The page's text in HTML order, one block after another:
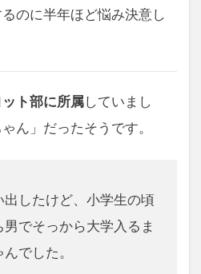
のに半年ほど悩み決意し
ット部に所属していまし
ん」だったそうです。
したけど、小学生の頃
でそっから大学入るま
でした。